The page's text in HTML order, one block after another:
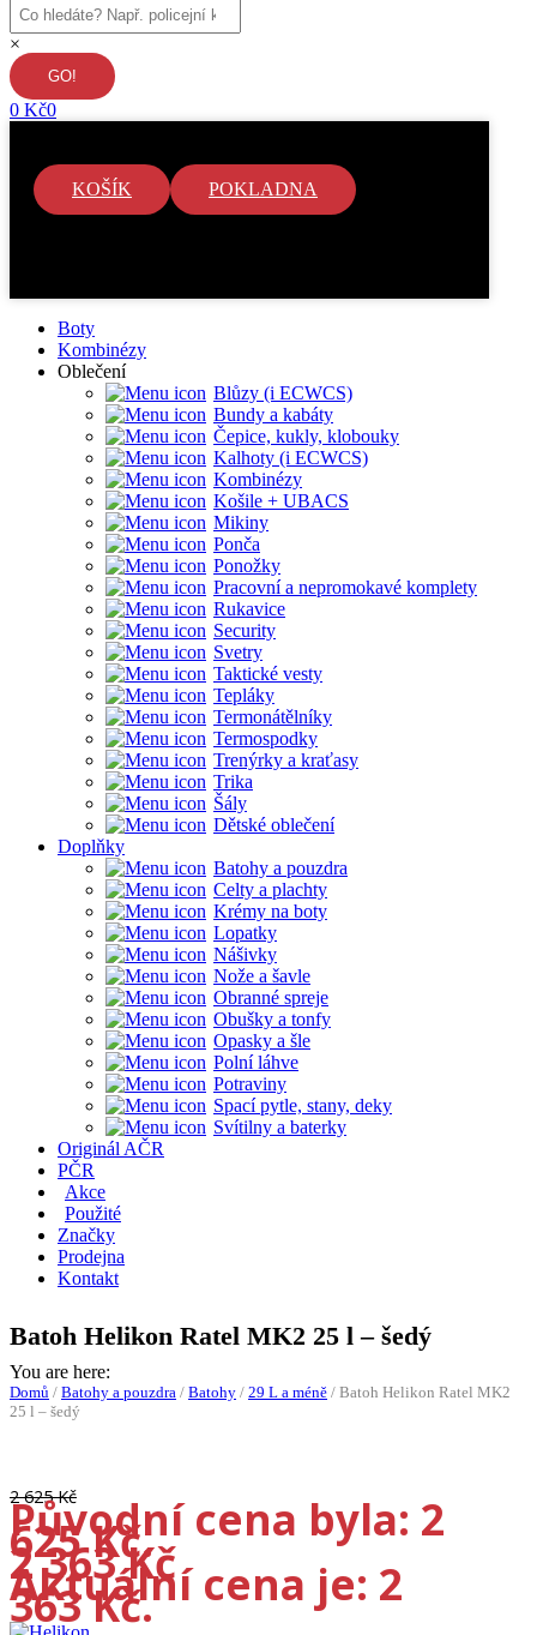
×
0 Kč0
KOŠÍK POKLADNA
Boty
Kombinézy
Oblečení
Blůzy (i ECWCS)
Bundy a kabáty
Čepice, kukly, klobouky
Kalhoty (i ECWCS)
Kombinézy
Košile + UBACS
Mikiny
Ponča
Ponožky
Pracovní a nepromokavé komplety
Rukavice
Security
Svetry
Taktické vesty
Tepláky
Termonátělníky
Termospodky
Trenýrky a kraťasy
Trika
Šály
Dětské oblečení
Doplňky
Batohy a pouzdra
Celty a plachty
Krémy na boty
Lopatky
Nášivky
Nože a šavle
Obranné spreje
Obušky a tonfy
Opasky a šle
Polní láhve
Potraviny
Spací pytle, stany, deky
Svítilny a baterky
Originál AČR
PČR
Akce
Použité
Značky
Prodejna
Kontakt
Batoh Helikon Ratel MK2 25 l – šedý
You are here:
Domů / Batohy a pouzdra / Batohy / 29 L a méně / Batoh Helikon Ratel MK2
25 l – šedý
2 625Kč
Původní cena byla: 2
625 Kč.
2 363Kč
Aktuální cena je: 2
363 Kč.